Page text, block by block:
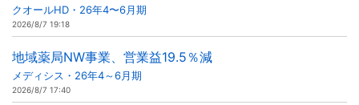
クオールHD・26年4〜6月期
2026/8/7 19:18
地域薬局NW事業、営業益19.5％減
メディシス・26年4～6月期
2026/8/7 17:40